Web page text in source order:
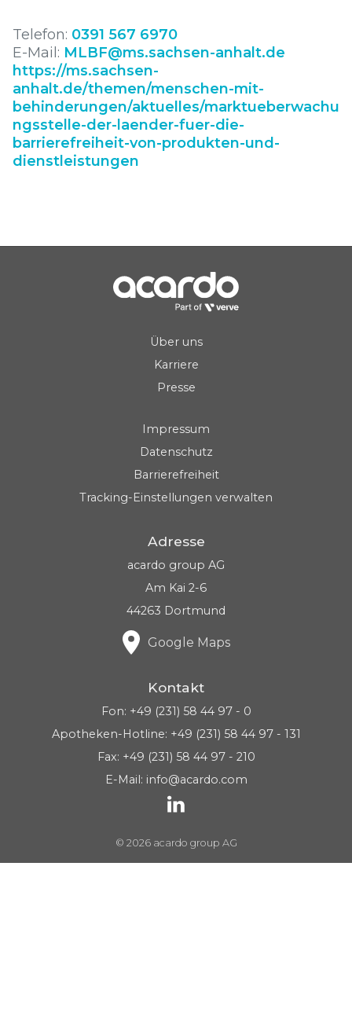
Telefon: 0391 567 6970
E-Mail: MLBF@ms.sachsen-anhalt.de
https://ms.sachsen-
anhalt.de/themen/menschen-mit-
behinderungen/aktuelles/marktueberwachu
ngsstelle-der-laender-fuer-die-
barrierefreiheit-von-produkten-und-
dienstleistungen
Über uns
Karriere
Presse
Impressum
Datenschutz
Barrierefreiheit
Tracking-Einstellungen verwalten
Adresse
acardo group AG
Am Kai 2-6
44263 Dortmund
Google Maps
Kontakt
Fon: +49 (231) 58 44 97 - 0
Apotheken-Hotline: +49 (231) 58 44 97 - 131
Fax: +49 (231) 58 44 97 - 210
E-Mail: info@acardo.com
© 2026 acardo group AG